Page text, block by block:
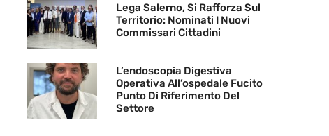
Lega Salerno, Si Rafforza Sul
Territorio: Nominati I Nuovi
Commissari Cittadini
L’endoscopia Digestiva
Operativa All’ospedale Fucito
Punto Di Riferimento Del
Settore